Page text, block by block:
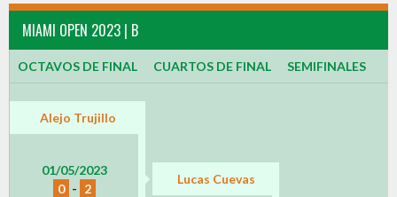
MIAMI OPEN 2023 | B
OCTAVOS DE FINAL CUARTOS DE FINAL SEMIFINALES
Alejo Trujillo
01/05/2023
0 - 2
Lucas Cuevas